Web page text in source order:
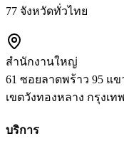
77 จังหวัดทั่วไทย
สำนักงานใหญ่
61 ซอยลาดพร้าว 95 แ
เขตวังทองหลาง กรุงเ
บริการ